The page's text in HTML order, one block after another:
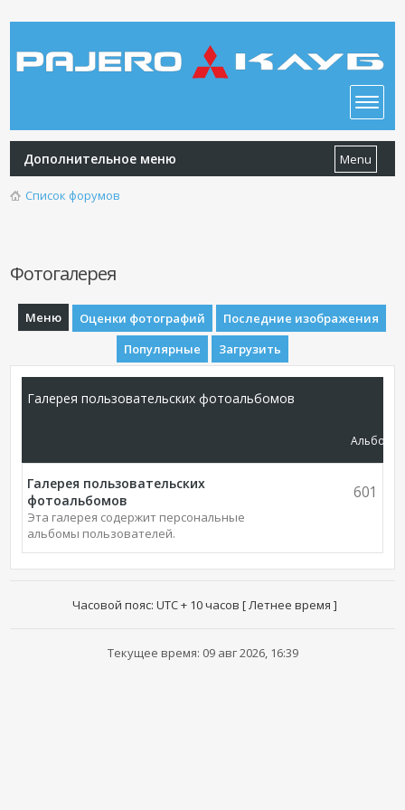
Дополнительное меню Menu
Список форумов
Фотогалерея
Меню Оценки фотографий
Последние изображения
Популярные
Загрузить
Галерея пользовательских фотоальбомов
Альбомы
Галерея пользовательских
фотоальбомов
Эта галерея содержит персональные
альбомы пользователей.
601
Часовой пояс: UTC + 10 часов [ Летнее время ]
Текущее время: 09 авг 2026, 16:39